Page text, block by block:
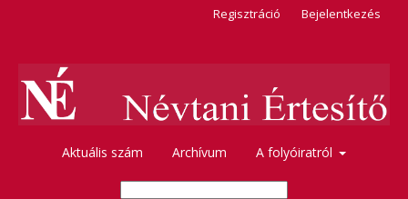
Aktuális szám Archívum A folyóiratról
Regisztráció Bejelentkezés